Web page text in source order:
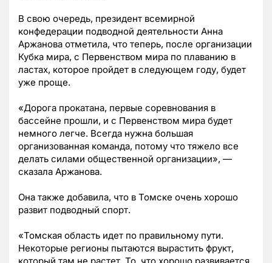
В свою очередь, президент всемирной
конфедерации подводной деятельности Анна
Аржанова отметила, что теперь, после организации
Кубка мира, с Первенством мира по плаванию в
ластах, которое пройдет в следующем году, будет
уже проще.
«Дорога прокатана, первые соревнования в
бассейне прошли, и с Первенством мира будет
немного легче. Всегда нужна большая
организованная команда, потому что тяжело все
делать силами общественной организации», —
сказала Аржанова.
Она также добавила, что в Томске очень хорошо
развит подводный спорт.
«Томская область идет по правильному пути.
Некоторые регионы пытаются вырастить фрукт,